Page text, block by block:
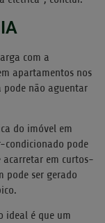
com a
apartamentos nos
pode não aguentar
do imóvel em
condicionado pode
acarretar em curtos-
pode ser gerado
ideal é que um